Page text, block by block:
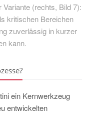
(rechts, Bild 7):
kritischen Bereichen
zuverlässig in kurzer
kann.
ein Kernwerkzeug
entwickelten